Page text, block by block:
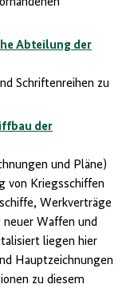
Abteilung der
Schriftenreihen zu
der
und Pläne)
von Kriegsschiffen
Werkverträge
Waffen und
liegen hier
Hauptzeichnungen
zu diesem